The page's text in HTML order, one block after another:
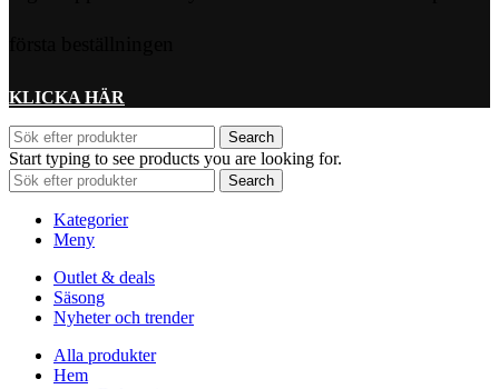
KLICKA HÄR
Search
Start typing to see products you are looking for.
Search
Kategorier
Meny
Outlet & deals
Säsong
Nyheter och trender
Alla produkter
Hem